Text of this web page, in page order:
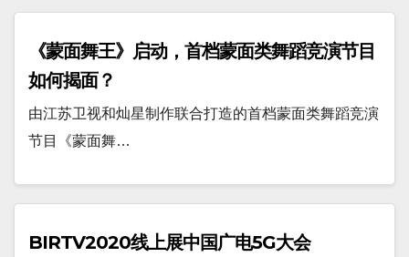
《蒙面舞王》启动，首档蒙面类舞蹈竞演节目
如何揭面？
由江苏卫视和灿星制作联合打造的首档蒙面类舞蹈竞演
节目《蒙面舞…
BIRTV2020线上展中国广电5G大会